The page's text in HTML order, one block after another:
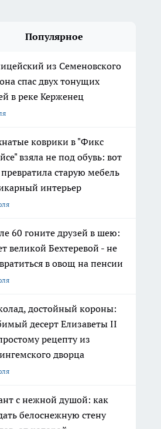
Популярное
из Семеновского
спас двух тонущих
в реке Керженец
коврики в "Фикс
взяла не под обувь: вот
старую мебель
интерьер
60 гоните друзей в шею:
великой Бехтеревой - не
в овощ на пенсии
достойный короны:
десерт Елизаветы II
рецепту из
дворца
с нежной душой: как
белоснежную стену